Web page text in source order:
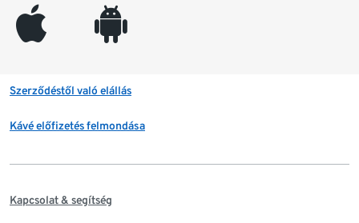
appleinc android
Szerződéstől való elállás
Kávé előfizetés felmondása
Kapcsolat & segítség